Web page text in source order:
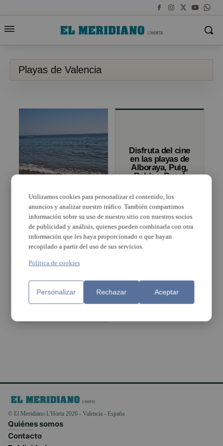
Playas de Valencia
València perdieron un
70 % de su superficie
en 30 años, según la UV
Disfruta del cine
en las playas de
Alboraya, Puig,
Pobla y Puçol
Con 135 playas
distinguidas, la
Comunitat
vuelve a liderar
la lista de
banderas azules
© El Meridiano L'Horta 2026 - Valencia - España
Quiénes somos
Contacto
Utilizamos cookies para personalizar el contenido, los
anuncios y analizar nuestro tráfico. También compartimos
información sobre su uso de nuestro sitio con nuestros socios
de publicidad y análisis, quienes pueden combinarla con otra
información que les haya proporcionado o que hayan
recopilado a partir del uso de sus servicios.
Política de cookies
Personalizar Rechazar Aceptar